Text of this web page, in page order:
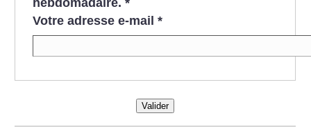
Votre adresse e-mail *
Valider